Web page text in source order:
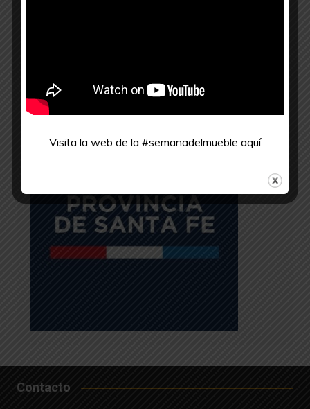
Ministerio de la Producción
Contacto
Visita la web de la #semanadelmueble aquí